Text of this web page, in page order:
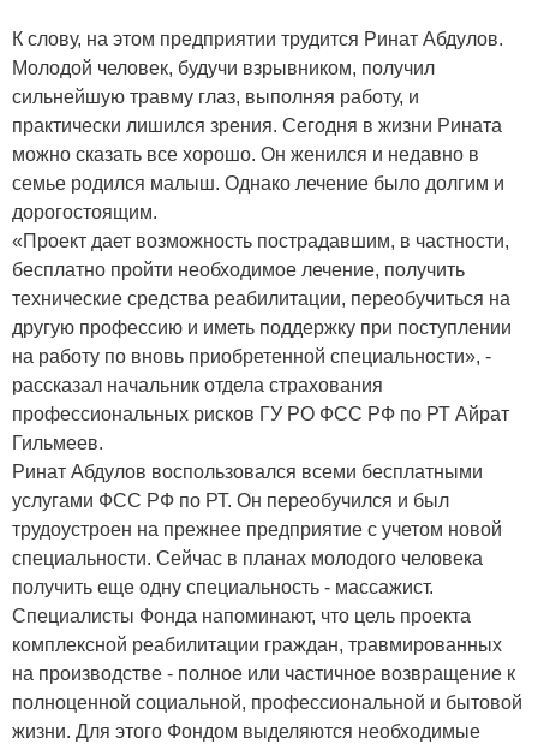
К слову, на этом предприятии трудится Ринат Абдулов.
Молодой человек, будучи взрывником, получил
сильнейшую травму глаз, выполняя работу, и
практически лишился зрения. Сегодня в жизни Рината
можно сказать все хорошо. Он женился и недавно в
семье родился малыш. Однако лечение было долгим и
дорогостоящим.
«Проект дает возможность пострадавшим, в частности,
бесплатно пройти необходимое лечение, получить
технические средства реабилитации, переобучиться на
другую профессию и иметь поддержку при поступлении
на работу по вновь приобретенной специальности», -
рассказал начальник отдела страхования
профессиональных рисков ГУ РО ФСС РФ по РТ Айрат
Гильмеев.
Ринат Абдулов воспользовался всеми бесплатными
услугами ФСС РФ по РТ. Он переобучился и был
трудоустроен на прежнее предприятие с учетом новой
специальности. Сейчас в планах молодого человека
получить еще одну специальность - массажист.
Специалисты Фонда напоминают, что цель проекта
комплексной реабилитации граждан, травмированных
на производстве - полное или частичное возвращение к
полноценной социальной, профессиональной и бытовой
жизни. Для этого Фондом выделяются необходимые